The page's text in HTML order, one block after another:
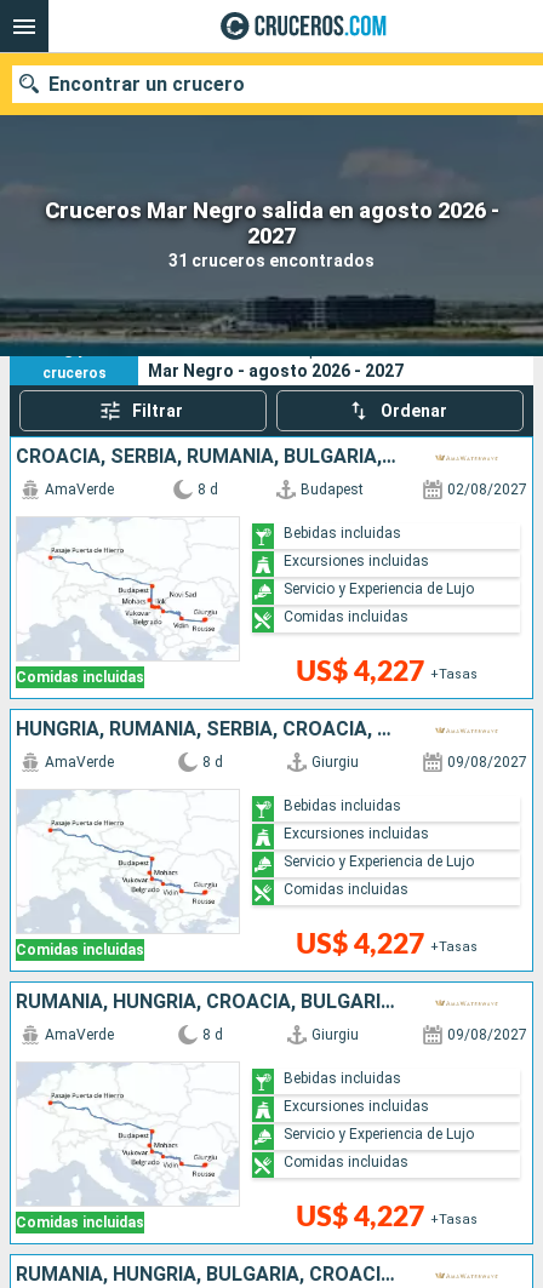
Cruceros Mar Negro salida en agosto 2026 -
2027
31 cruceros encontrados
Encontrar un crucero
Nuestros destinos
Fecha de salida
Puertos Compañías
Buscar
31
cruceros
Sus criterios de búsqueda:
Mar Negro - agosto 2026 - 2027
Filtrar Ordenar
CROACIA, SERBIA, RUMANIA, BULGARIA, HUNGRÍA
Comidas incluidas
AmaVerde 8 d Budapest 02/08/2027
US$ 4,227 +Tasas
Bebidas incluidas
Excursiones incluidas
Servicio y Experiencia de Lujo
Comidas incluidas
HUNGRÍA, RUMANIA, SERBIA, CROACIA, BULGARIA
Comidas incluidas
AmaVerde 8 d Giurgiu 09/08/2027
US$ 4,227 +Tasas
Bebidas incluidas
Excursiones incluidas
Servicio y Experiencia de Lujo
Comidas incluidas
RUMANIA, HUNGRÍA, CROACIA, BULGARIA, SERBIA
Comidas incluidas
AmaVerde 8 d Giurgiu 09/08/2027
US$ 4,227 +Tasas
Bebidas incluidas
Excursiones incluidas
Servicio y Experiencia de Lujo
Comidas incluidas
RUMANIA, HUNGRÍA, BULGARIA, CROACIA, SERBIA